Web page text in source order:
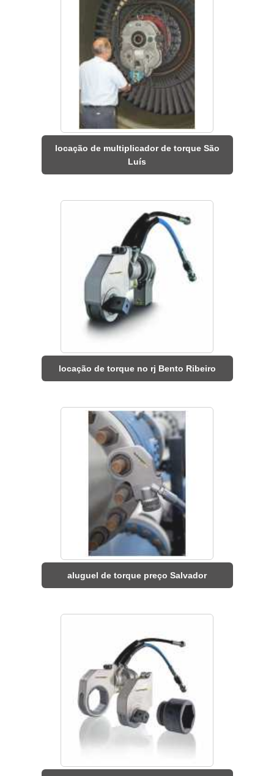
locação de multiplicador de torque São
Luís
locação de torque no rj Bento Ribeiro
aluguel de torque preço Salvador